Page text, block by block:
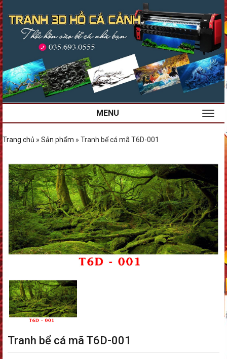
MENU
Trang chủ » Sản phẩm » Tranh bể cá mã T6D-001
Tranh bể cá mã T6D-001